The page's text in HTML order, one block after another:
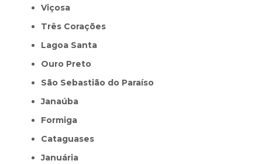
Viçosa
Três Corações
Lagoa Santa
Ouro Preto
São Sebastião do Paraíso
Janaúba
Formiga
Cataguases
Januária